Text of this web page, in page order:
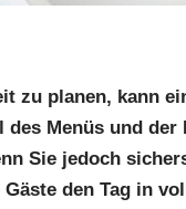
zu planen, kann
des Menüs und
Sie jedoch
den Tag in